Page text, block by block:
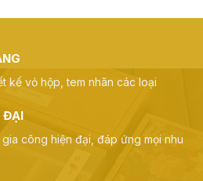
kế vỏ hộp, tem nhãn các loại
ĐẠI
công hiện đại, đáp ứng mọi nhu